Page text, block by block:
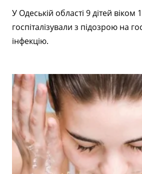
У Одеській області 9 дітей віком
госпіталізували з підозрою на
інфекцію.